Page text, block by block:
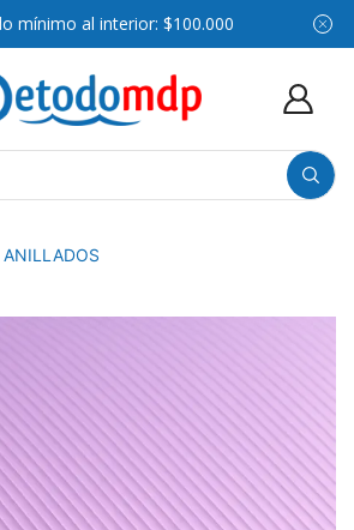
mínimo al interior: $100.000
ANILLADOS